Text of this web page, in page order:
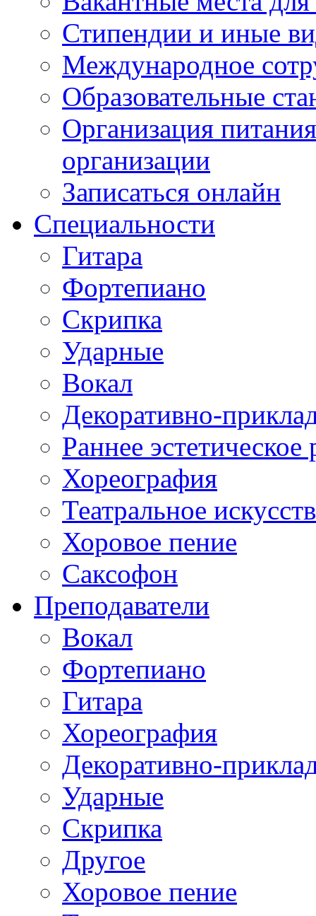
Стипендии и иные
Международное
Образовательные
Организация
организации
Записаться онлайн
Специальности
Гитара
Фортепиано
Скрипка
Ударные
Вокал
Декоративно-
Раннее эстетическое
Хореография
Театральное
Хоровое пение
Саксофон
Преподаватели
Вокал
Фортепиано
Гитара
Хореография
Декоративно-
Ударные
Скрипка
Другое
Хоровое пение